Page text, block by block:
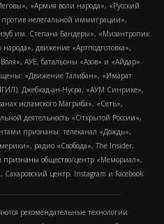
«Армия воли народа», «Русский
нелегальной иммиграции»,
им. Степана Бандеры», «Мизантропик
движение «Артподготовка»,
АУЕ, батальоны «Азов» и «Айдар».
«Движение Талибан», «Имарат
Джебхад-ан-Нусра, «АУМ Синрике»,
исламского Магриба», «Сеть»,
деятельность «Открытой России»,
признаны: телеканал «Дождь»,
радио «Свобода», The Insider,
общество/центр «Мемориал»,
центр. Instagram и Facebook
рекомендательные технологии